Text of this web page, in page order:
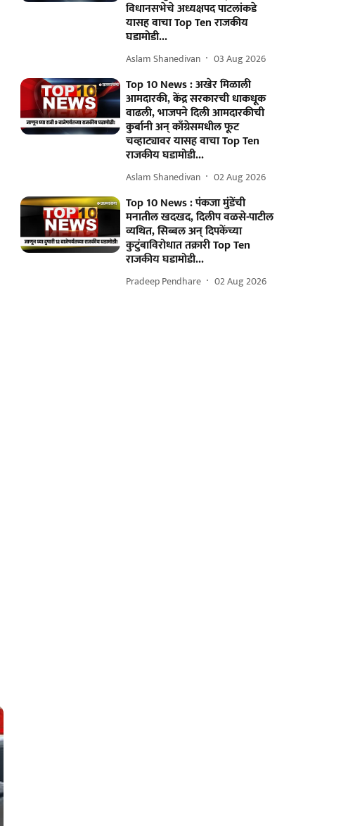
विधानसभेचे अध्यक्षपद पाटलांकडे
यासह वाचा Top Ten राजकीय
घडामोडी...
Aslam Shanedivan 03 Aug 2026
Top 10 News : अखेर मिळाली
आमदारकी, केंद्र सरकारची धाकधूक
वाढली, भाजपने दिली आमदारकीची
कुर्बानी अन् काँग्रेसमधील फूट
चव्हाट्यावर यासह वाचा Top Ten
राजकीय घडामोडी...
Aslam Shanedivan 02 Aug 2026
Top 10 News : पंकजा मुंडेंची
मनातील खदखद, दिलीप वळसे-पाटील
व्यथित, सिब्बल अन् दिपकेंच्या
कुटुंबाविरोधात तक्रारी Top Ten
राजकीय घडामोडी...
Pradeep Pendhare 02 Aug 2026